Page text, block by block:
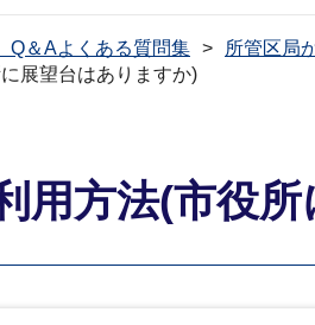
＆Aよくある質問集 所管区局
展望台はありますか)
用方法(市役